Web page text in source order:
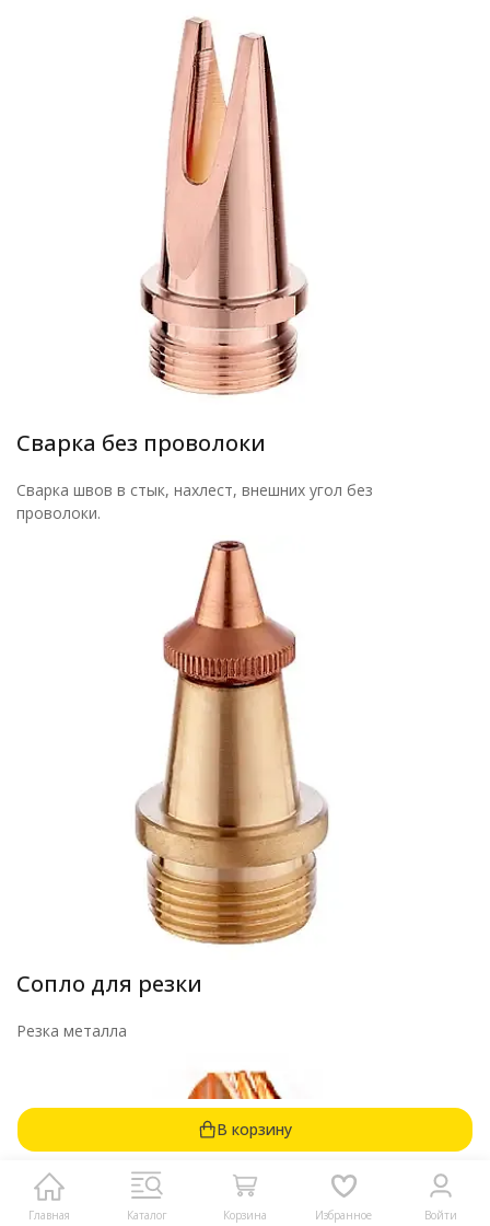
В корзину
Сварка без проволоки
Сварка швов в стык, нахлест, внешних угол без
проволоки.
Сопло для резки
Резка металла
Главная Каталог Корзина Избранное Войти